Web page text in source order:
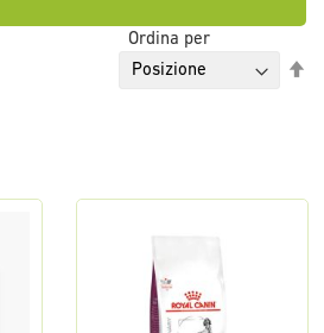
Ordina per